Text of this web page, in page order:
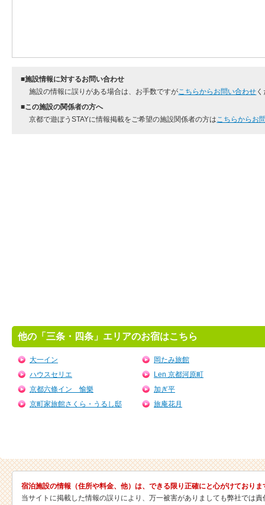
■施設情報に対するお問い合わせ
施設の情報に誤りがある場合は、お手数ですがこちらからお問い合わせ
■この施設の関係者の方へ
京都で遊ぼうSTAYに情報掲載をご希望の施設関係者の方はこちらからお
他の「三条・四条」エリアのお宿はこちら
大一イン
岡たみ旅館
ハウスセリエ
Len 京都河原町
京都六條イン 愉樂
加ぎ平
京町家旅館さくら・うるし邸
旅庵花月
宿泊施設の情報（住所や料金、他）は、できる限り正確にと心がけており
当サイトに掲載した情報の誤りにより、万一被害がありましても弊社では